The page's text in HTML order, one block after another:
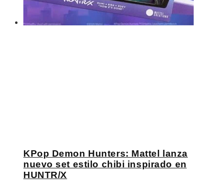
KPop Demon Hunters: Mattel lanza
nuevo set estilo chibi inspirado en
HUNTR/X